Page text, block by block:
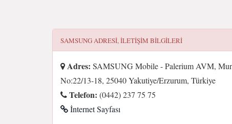
SAMSUNGADRESI, ILETIŞIM BILGILERI
Adres: SAMSUNG Mobile - Palerium AVM,
No:22/13-18, 25040 Yakutiye/Erzurum, Türkiye
Telefon: (0442) 237 75 75
İnternet Sayfası